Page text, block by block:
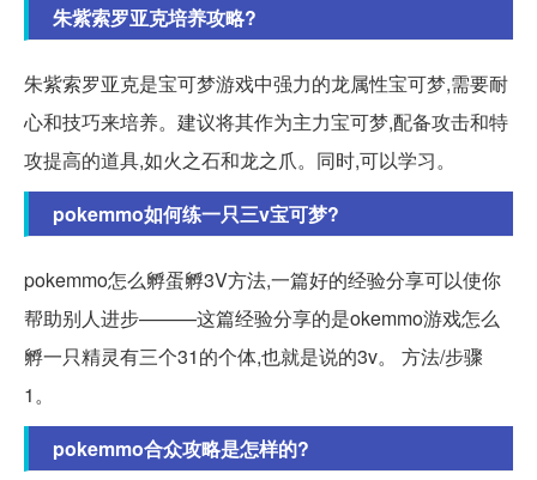
朱紫索罗亚克培养攻略?
朱紫索罗亚克是宝可梦游戏中强力的龙属性宝可梦,需要耐
心和技巧来培养。建议将其作为主力宝可梦,配备攻击和特
攻提高的道具,如火之石和龙之爪。同时,可以学习。
pokemmo如何练一只三v宝可梦?
pokemmo怎么孵蛋孵3V方法,一篇好的经验分享可以使你
帮助别人进步———这篇经验分享的是okemmo游戏怎么
孵一只精灵有三个31的个体,也就是说的3v。 方法/步骤
1。
pokemmo合众攻略是怎样的?